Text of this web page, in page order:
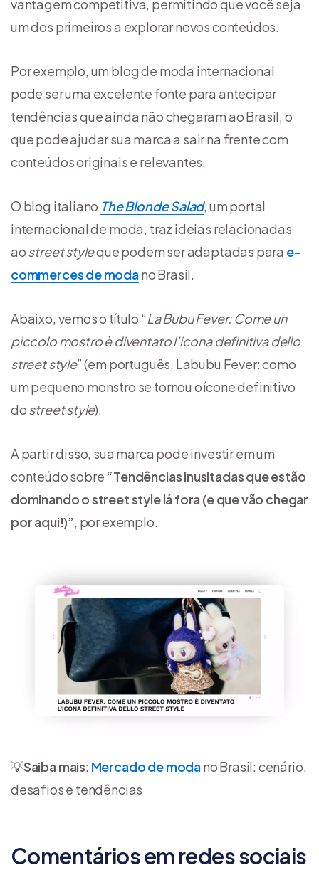
vantagem competitiva, permitindo que você seja
um dos primeiros a explorar novos conteúdos.
Por exemplo, um blog de moda internacional
pode ser uma excelente fonte para antecipar
tendências que ainda não chegaram ao Brasil, o
que pode ajudar sua marca a sair na frente com
conteúdos originais e relevantes.
O blog italiano The Blonde Salad, um portal
internacional de moda, traz ideias relacionadas
aostreet styleque podem ser adaptadas para e-
commerces de modano Brasil.
Abaixo, vemos o título “La Bubu Fever: Come un
piccolo mostro è diventato l’icona definitiva dello
street style” (em português, Labubu Fever: como
um pequeno monstro se tornou o ícone definitivo
dostreet style).
A partir disso, sua marca pode investir em um
conteúdo sobre “Tendências inusitadas que estão
dominando o street style lá fora (e que vão chegar
por aqui!)”, por exemplo.
💡Saiba mais: Mercado de modano Brasil: cenário,
desafios e tendências
Comentários em redes sociais